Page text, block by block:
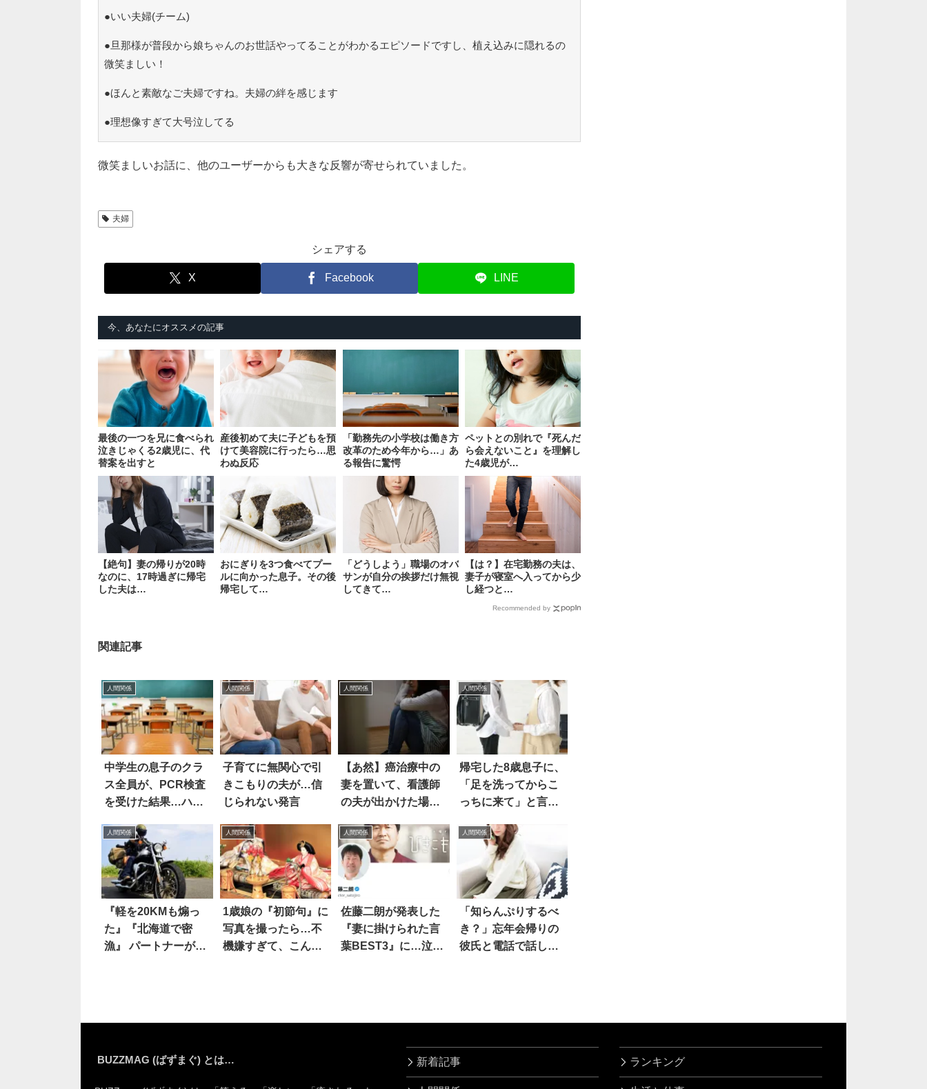
●いい夫婦(チーム)
●旦那様が普段から娘ちゃんのお世話やってることがわかるエピソードですし、植え込みに隠れるの
微笑ましい！
●ほんと素敵なご夫婦ですね。夫婦の絆を感じます
●理想像すぎて大号泣してる
微笑ましいお話に、他のユーザーからも大きな反響が寄せられていました。
夫婦
シェアする
X Facebook LINE
今、あなたにオススメの記事
最後の一つを兄に食べられ
泣きじゃくる2歳児に、代
替案を出すと
産後初めて夫に子どもを預
けて美容院に行ったら…思
わぬ反応
「勤務先の小学校は働き方
改革のため今年から…」あ
る報告に驚愕
ペットとの別れで『死んだ
ら会えないこと』を理解し
た4歳児が…
【絶句】妻の帰りが20時
なのに、17時過ぎに帰宅
した夫は…
おにぎりを3つ食べてプー
ルに向かった息子。その後
帰宅して…
「どうしよう」職場のオバ
サンが自分の挨拶だけ無視
してきて…
【は？】在宅勤務の夫は、
妻子が寝室へ入ってから少
し経つと…
Recommended by
関連記事
人間関係
中学生の息子のクラ
ス全員が、PCR検査
を受けた結果…ハッ
人間関係
子育てに無関心で引
きこもりの夫が…信
じられない発言
人間関係
【あ然】癌治療中の
妻を置いて、看護師
の夫が出かけた場所
人間関係
帰宅した8歳息子に、
「足を洗ってからこ
っちに来て」と言っ
人間関係
『軽を20KMも煽っ
た』『北海道で密
漁』 パートナーが語
人間関係
1歳娘の『初節句』に
写真を撮ったら…不
機嫌すぎて、こんな
人間関係
佐藤二朗が発表した
『妻に掛けられた言
葉BEST3』に…泣い
人間関係
「知らんぷりするべ
き？」忘年会帰りの
彼氏と電話で話して
BUZZMAG (ばずまぐ) とは… 新着記事 ランキング